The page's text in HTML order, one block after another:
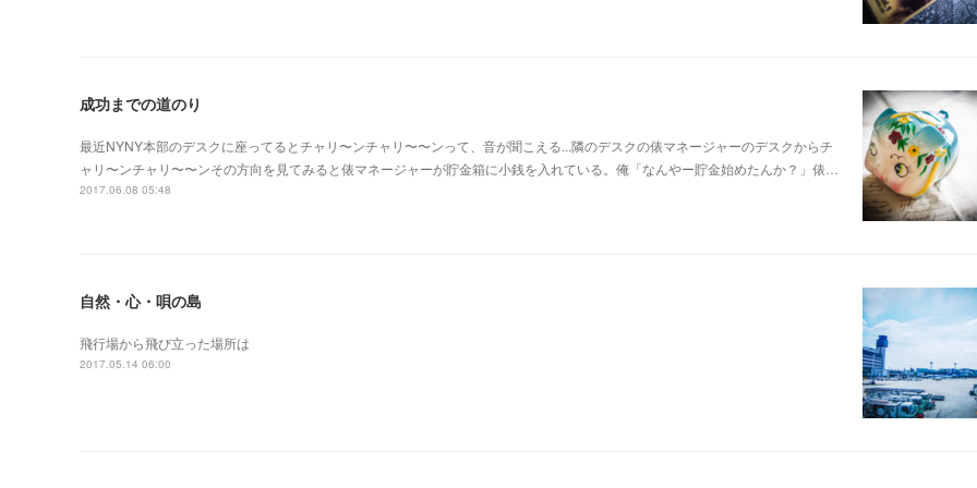
成功までの道のり
最近NYNY本部のデスクに座ってるとチャリ〜ンチャリ〜〜ンって、音が聞こえる...隣のデスクの俵マネージャーのデスクからチ
ャリ〜ンチャリ〜〜ンその方向を見てみると俵マネージャーが貯金箱に小銭を入れている。俺「なんやー貯金始めたんか？」俵…
2017.06.08 05:48
自然・心・唄の島
飛行場から飛び立った場所は
2017.05.14 06:00